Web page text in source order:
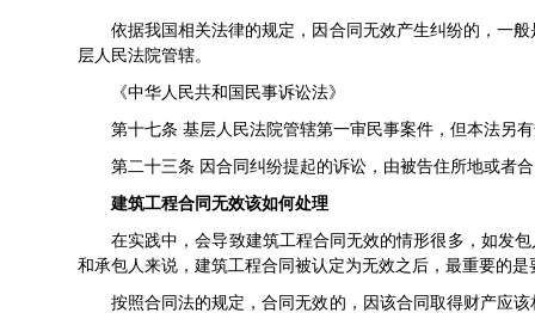
依据我国相关法律的规定，因合同无效产生纠纷的，一
层人民法院管辖。
《中华人民共和国 民事诉讼法》
第十七条 基层人民法院管辖第一审民事案件，但本法另
第二十三条 因合同纠纷提起的诉讼，由被告住所地或者
建筑工程合同无效该如何处理
在实践中，会导致建筑工程合同无效的情形很多，如发
和承包人来说，建筑工程合同被认定为无效之后，最重要的是
按照合同法的规定，合同无效的，因该合同取得财产应